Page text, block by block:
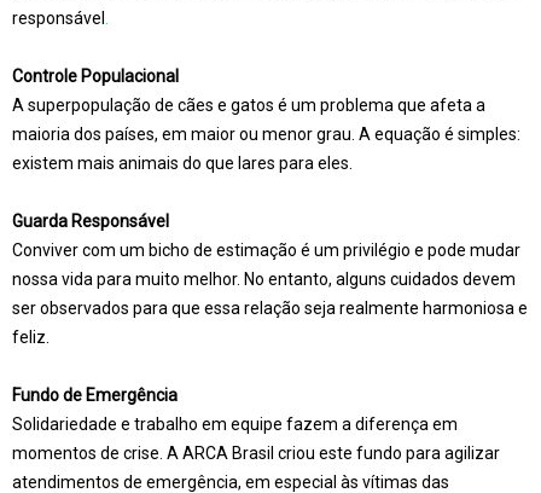
responsável
Controle Populacional
A superpopulação de cães e gatos é um problema que afeta a
maioria dos países, em maior ou menor grau. A equação é simples:
existem mais animais do que lares para eles.
Guarda Responsável
Conviver com um bicho de estimação é um privilégio e pode mudar
nossa vida para muito melhor. No entanto, alguns cuidados devem
ser observados para que essa relação seja realmente harmoniosa e
feliz.
Fundo de Emergência
Solidariedade e trabalho em equipe fazem a diferença em
momentos de crise. A ARCA Brasil criou este fundo para agilizar
atendimentos de emergência, em especial às vítimas das